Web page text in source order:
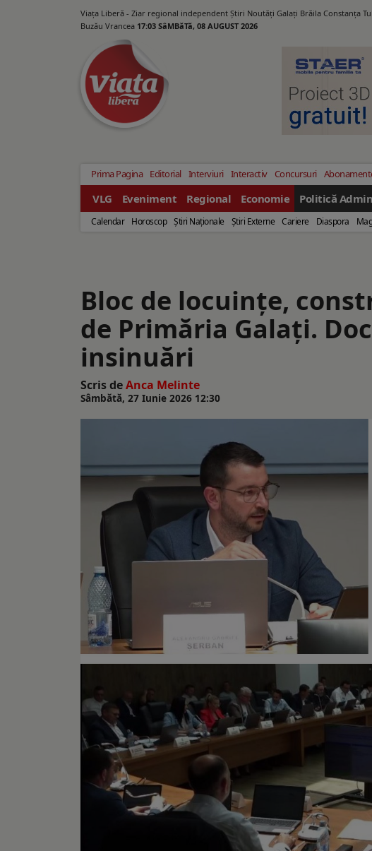
Viața Liberă - Ziar regional independent Știri Noutăți Galaţi Brăila Constanţa
Buzău Vrancea 17:03 SâMBăTă, 08 AUGUST 2026
Prima Pagina Editorial Interviuri Interactiv Concursuri
VLG Eveniment Regional Economie Politică
Calendar Horoscop Ştiri Naţionale Ştiri Externe Cariere Diaspora
Bloc de locuinţe,
de Primăria Galaţi.
insinuări
Scris deAnca Melinte
Sâmbătă, 27 Iunie 2026 12:30